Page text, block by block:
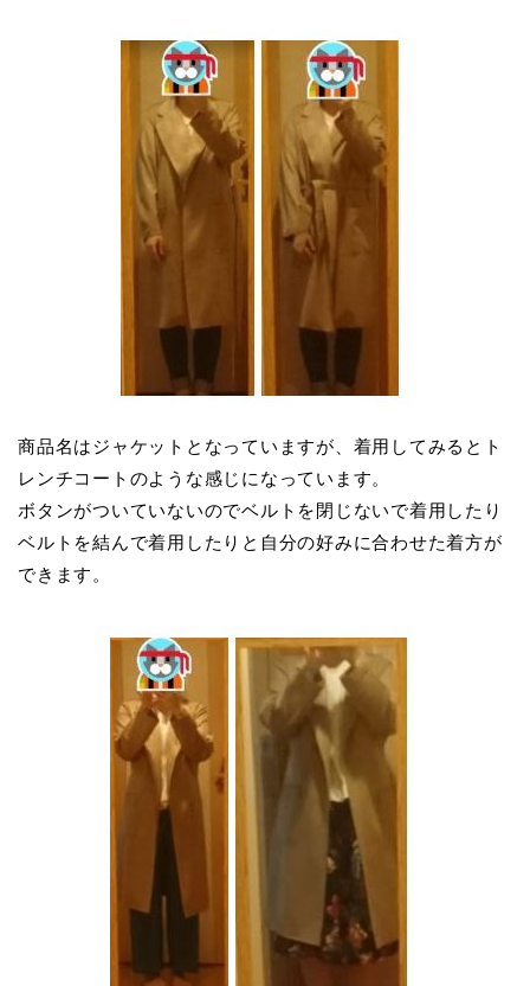
商品名はジャケットとなっていますが、着用してみるとト
レンチコートのような感じになっています。
ボタンがついていないのでベルトを閉じないで着用したり
ベルトを結んで着用したりと自分の好みに合わせた着方が
できます。